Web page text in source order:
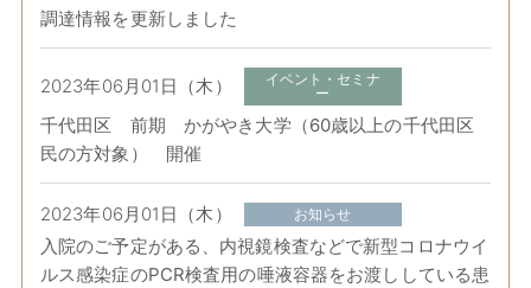
調達情報を更新しました
2023年06月01日（木）
イベント・セミナ
ー
千代田区 前期 かがやき大学（60歳以上の千代田区
民の方対象） 開催
2023年06月01日（木） お知らせ
入院のご予定がある、内視鏡検査などで新型コロナウイ
ルス感染症のPCR検査用の唾液容器をお渡ししている患